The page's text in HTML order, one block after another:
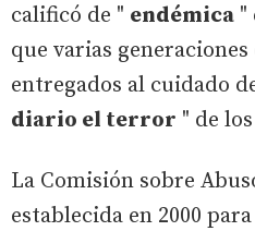
calificó de " endémica "
que varias
entregados al cuidado
diario el terror " de
La Comisión sobre
establecida en 2000